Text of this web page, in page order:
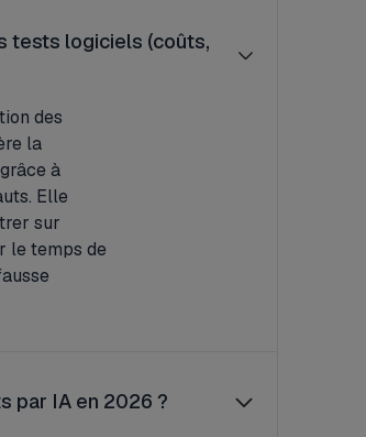
tests logiciels (coûts,
des
la
à
Elle
sur
le temps de
par IA en 2026 ?